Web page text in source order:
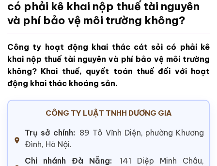
có phải kê khai nộp thuế tài nguyên
và phí bảo vệ môi trường không?
Công ty hoạt động khai thác cát sỏi có phải kê
khai nộp thuế tài nguyên và phí bảo vệ môi trường
không? Khai thuế, quyết toán thuế đối với hoạt
động khai thác khoáng sản.
CÔNG TY LUẬT TNHH DƯƠNG GIA
Trụ sở chính: 89 Tô Vĩnh Diện, phường Khương
Đình, Hà Nội.
Chi nhánh Đà Nẵng:
141 Diệp Minh Châu,